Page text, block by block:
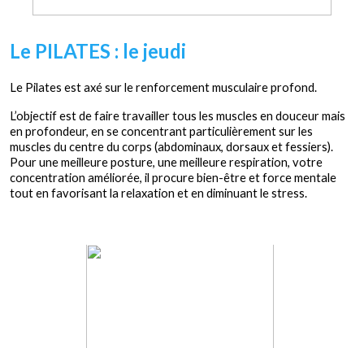
Le PILATES : le jeudi
Le Pilates est axé sur le renforcement musculaire profond.
L’objectif est de faire travailler tous les muscles en douceur mais
en profondeur, en se concentrant particulièrement sur les
muscles du centre du corps (abdominaux, dorsaux et fessiers).
Pour une meilleure posture, une meilleure respiration, votre
concentration améliorée, il procure bien-être et force mentale
tout en favorisant la relaxation et en diminuant le stress.